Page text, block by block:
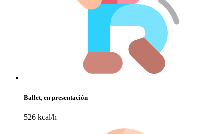
Ballet, en presentación
526 kcal/h